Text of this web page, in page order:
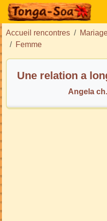
Accueil rencontres
Femme
Une relation a
Angela